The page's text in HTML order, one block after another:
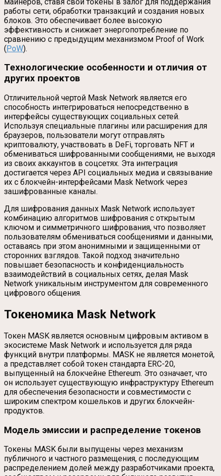
работы сети, обработки транзакций и создания новых
блоков. Это обеспечивает более высокую
эффективность и снижает энергопотребление по
сравнению с предыдущим механизмом Proof of Work
(PoW).
Технологические особенности и отличия от
других проектов
Отличительной чертой Mask Network является его
способность интегрироваться непосредственно в
интерфейсы существующих социальных сетей.
Используя специальные плагины или расширения для
браузеров, пользователи могут отправлять
криптовалюту, участвовать в DeFi, торговать NFT и
обмениваться шифрованными сообщениями, не выходя
из своих аккаунтов в соцсетях. Эта интеграция
достигается через API социальных медиа и связывание
их с блокчейн-интерфейсами Mask Network через
зашифрованные каналы.
Для шифрования данных Mask Network использует
комбинацию алгоритмов шифрования с открытым
ключом и симметричного шифрования, что позволяет
пользователям обмениваться сообщениями и данными,
оставаясь при этом анонимными и защищенными от
сторонних взглядов. Такой подход значительно
повышает безопасность и конфиденциальность
взаимодействий в социальных сетях, делая Mask
Network уникальным инструментом для современного
цифрового общения.
Токеномика Mask Network
Токен MASK является основным цифровым активом в
экосистеме Mask Network и используется для ряда
функций внутри платформы. MASK не является монетой,
а представляет собой токен стандарта ERC-20,
выпущенный на блокчейне Ethereum. Это означает, что
он использует существующую инфраструктуру Ethereum
для обеспечения безопасности и совместимости с
широким спектром кошельков и других блокчейн-
продуктов.
Модель эмиссии и распределение токенов
Токены MASK были выпущены через механизм
публичного и частного размещения, с последующим
распределением долей между разработчиками проекта,